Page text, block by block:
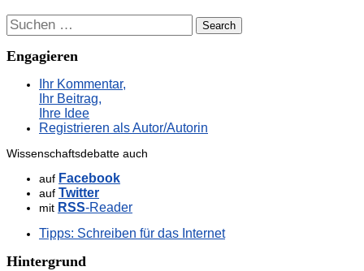
Suchen
Engagieren
Ihr Kommentar,
Ihr Beitrag,
Ihre Idee
Registrieren als Autor/Autorin
Wissenschaftsdebatte auch
auf Facebook
auf Twitter
mit RSS-Reader
Tipps: Schreiben für das Internet
Hintergrund